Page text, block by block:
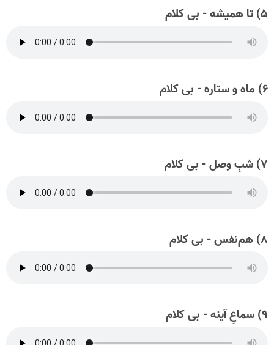
۵) تا همیشه - بی کلام
۶) ماه و ستاره - بی کلام
۷) شبِ وصل - بی کلام
۸) هم‌نفس - بی کلام
۹) سماعِ آینه - بی کلام